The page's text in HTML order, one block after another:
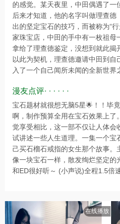
的感觉。某天夜里，中田偶遇了一
后来才知道，他的名字叫做理查
出的坚定宝石的技巧，而被称为“
家珠宝店，中田的手中有一枚祖母
拿给了理查德鉴定，没想到就此揭
以此为契机，理查德邀请中田到
入了一个自己闻所未闻的全新世界
漫友点评· · · · · ·
宝石题材就很想无脑5星🌟！！毕
啊，制作预算全用在宝石效果上了
觉享受相比，这一部不仅让人体会
试讲述一些人生道理。一集一个宝
己买石榴石戒指的女生那个故事。
像一块宝石一样，散发绚烂坚定的
和ED很好听～ (小声说)全程1.5倍